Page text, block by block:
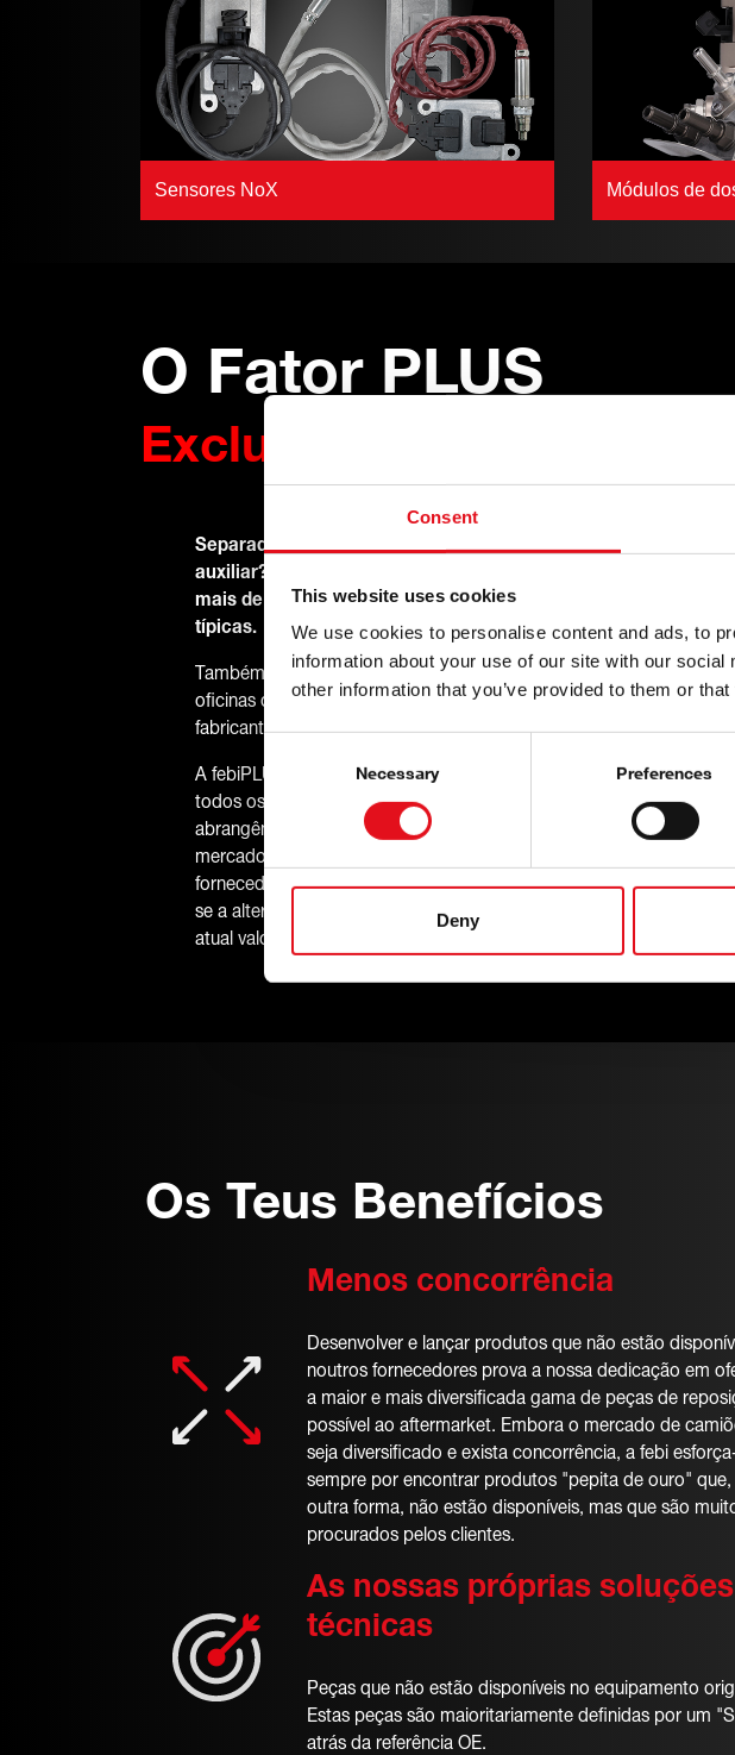
Consent
This website uses cookies
We use cookies to personalise content and ads, to
information about your use of our site with our
other information that you’ve provided to them or
Selection
Necessary Preferences
Deny
Sensores NoX Módulos de
O Fator PLUS
Exclusivo febi
Separador do óleo? Regulador da válvula waste gate? Bomba
auxiliar? A febi tem – e muito mais. Com uma extensa gama de
mais de 34 000 artigos, a febi não cobre apenas as áreas
típicas.
Também disponibilizamos produtos na gama, que distribuidores,
oficinas de reparação e consumidores geralmente só conhecem
fabricantes OE: febiPLUS.
A febiPLUS combina mais de 300 artigos de diferentes grupos para
todos os modelos de automóveis atuais. Isto demonstra a
abrangência da gama febi. A febiPLUS oferece artigos exclusivos ao
mercado que, de outro modo, só estariam disponíveis através de
fornecedores de equipamento original. Simultaneamente, esta
se a alternativa ideal para reparações adequadas tendo em conta o
atual valor de mercado.
Os Teus Benefícios
Menos concorrência
Desenvolver e lançar produtos que não estão
noutros fornecedores prova a nossa dedicação em
a maior e mais diversificada gama de peças de
possível ao aftermarket. Embora o mercado de
seja diversificado e exista concorrência, a febi
sempre por encontrar produtos "pepita de ouro" que,
outra forma, não estão disponíveis, mas que são
procurados pelos clientes.
As nossas próprias soluções
técnicas
Peças que não estão disponíveis no equipamento
Estas peças são maioritariamente definidas por um
atrás da referência OE.